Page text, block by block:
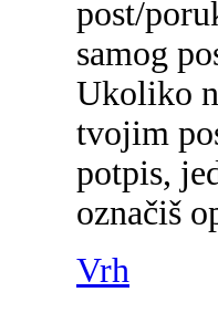
post/
samog
Ukoliko
tvojim
potpis,
označiš
Vrh